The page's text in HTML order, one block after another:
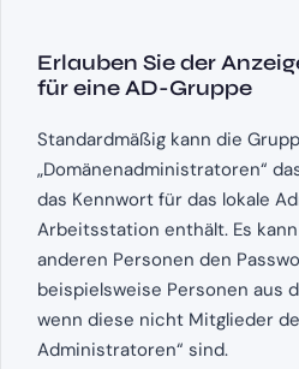
Erlauben Sie der
für eine AD-Gruppe
Standardmäßig kann die
„Domänenadministratoren“
das Kennwort für das lokale
Arbeitsstation enthält. Es
anderen Personen den
beispielsweise Personen aus
wenn diese nicht Mitglieder
Administratoren“ sind.